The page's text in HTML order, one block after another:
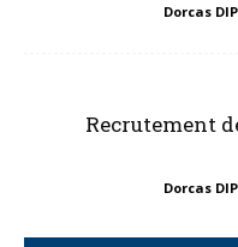
Dorcas
Recrutement
Dorcas